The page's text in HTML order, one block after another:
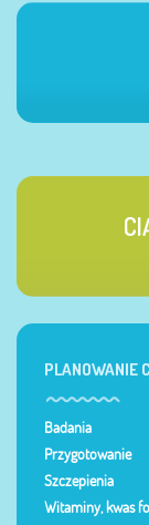
PLANOWANIE
Badania
Przygotowanie
Szczepienia
Witaminy, kwas